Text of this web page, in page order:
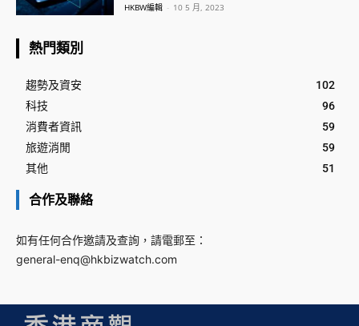
HKBW編輯 - 10 5 月, 2023
熱門類別
趨勢及資安
102
科技
96
消費者資訊
59
旅遊消閒
59
其他
51
合作及聯絡
如有任何合作邀請及查詢，請電郵至：
general-enq@hkbizwatch.com